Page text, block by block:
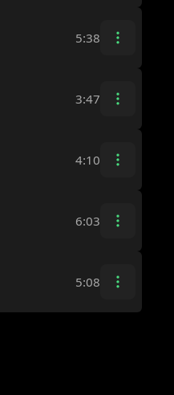
5:38
3:47
4:10
6:03
5:08